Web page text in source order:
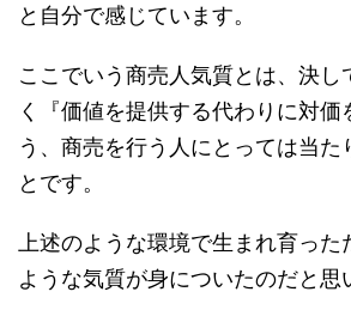
と自分で感じています。
ここでいう商売人気質とは、決し
く『価値を提供する代わりに対価
う、商売を行う人にとっては当た
とです。
上述のような環境で生まれ育っ
ような気質が身についたのだと思